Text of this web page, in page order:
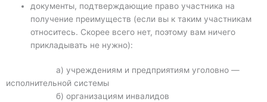
документы, подтверждающие право участника на
получение преимуществ (если вы к таким участникам
относитесь. Скорее всего нет, поэтому вам ничего
прикладывать не нужно):
а) учреждениям и предприятиям уголовно —
исполнительной системы
б) организациям инвалидов